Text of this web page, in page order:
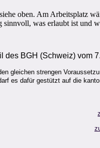
oben. Am Arbeitsplatz
sinnvoll, was erlaubt ist und
des BGH (Schweiz) vom
gleichen strengen
es dafür gestützt auf die